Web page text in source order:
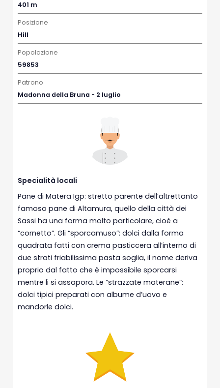
401 m
Posizione
Hill
Popolazione
59853
Patrono
Madonna della Bruna - 2 luglio
Specialità locali
Pane di Matera Igp: stretto parente dell’altrettanto
famoso pane di Altamura, quello della città dei
Sassi ha una forma molto particolare, cioè a
“cornetto”. Gli “sporcamuso”: dolci dalla forma
quadrata fatti con crema pasticcera all’interno di
due strati friabilissima pasta soglia, il nome deriva
proprio dal fatto che è impossibile sporcarsi
mentre li si assapora. Le “strazzate materane”:
dolci tipici preparati con albume d’uovo e
mandorle dolci.